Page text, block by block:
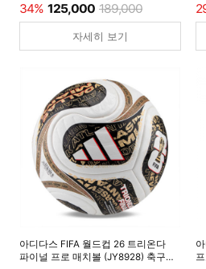
34% 125,000 189,000
자세히 보기
아디다스 FIFA 월드컵 26 트리온다
파이널 프로 매치볼 (JY8928) 축구공/